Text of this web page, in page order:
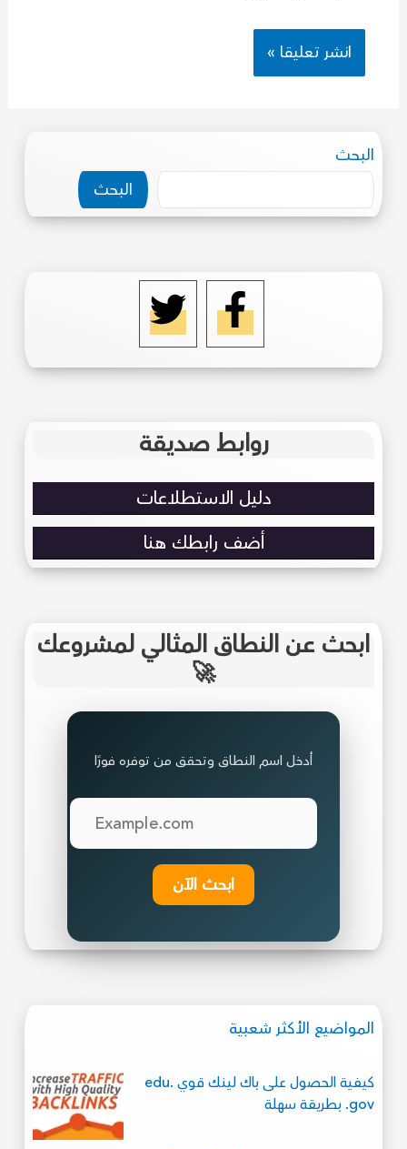
البحث
البحث
روابط صديقة
دليل الاستطلاعات
أضف رابطك هنا
ابحث عن النطاق المثالي لمشروعك
🚀
أدخل اسم النطاق وتحقق من توفره فورًا
ابحث الآن
المواضيع الأكثر شعبية
كيفية الحصول على باك لينك قوي .edu
.gov بطريقة سهلة